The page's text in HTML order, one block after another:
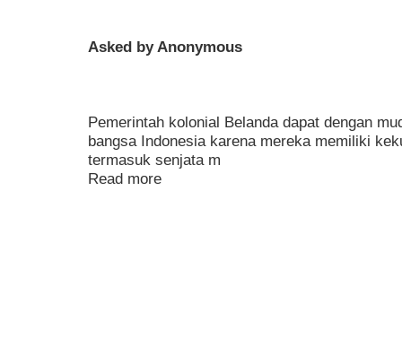
Asked by Anonymous
Pemerintah kolonial Belanda dapat dengan
bangsa Indonesia karena mereka memiliki
termasuk senjata m
Read more